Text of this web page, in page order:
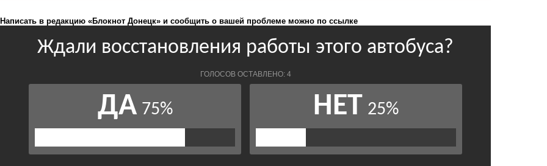
Написать в редакцию «Блокнот Донецк» и сообщить о вашей проблеме можно по ссылке